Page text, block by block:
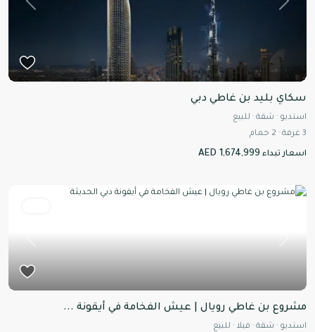
Next
سكاي بليد بن غاطي دبي
استديو · شقة · للبيع
3 غرفة ·
2 حمام
اسعار تبداء AED 1,674,999
مشروع بن غاطي رويال | عيش الفخامة في أيقونة ...
استديو · شقة · فيلا · للبيع